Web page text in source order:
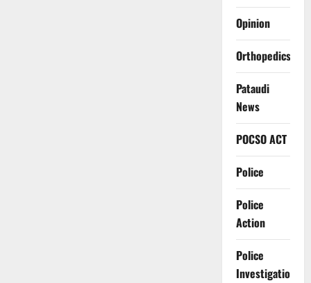
Opinion
Orthopedics
Pataudi
News
POCSO ACT
Police
Police
Action
Police
Investigation